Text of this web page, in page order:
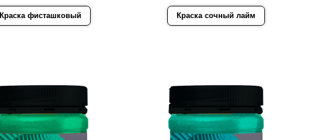
Краска фисташковый Краска сочный лайм